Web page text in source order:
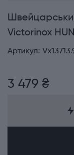
Victorinox
Артикул:
3 479 ₴